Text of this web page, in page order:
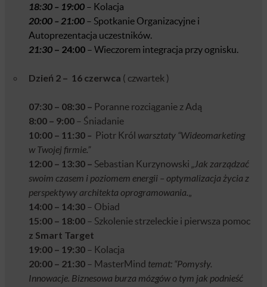
18:30 – 19:00 – Kolacja
20:00 – 21:00 – Spotkanie Organizacyjne i
Autoprezentacja uczestników.
21:30 – 24:00 – Wieczorem integracja przy ognisku.
Dzień 2 – 16 czerwca ( czwartek )
07:30 – 08:30 – Poranne rozciąganie z Adą
8:00 – 9:00 – Śniadanie
10:00 – 11:30 – Piotr Król warsztaty “Wideomarketing
w Twojej firmie.”
12:00 – 13:30 – Sebastian Kurzynowski „Jak zarządzać
swoim czasem i poziomem energii – optymalizacja życia z
perspektywy architekta oprogramowania.„
14:00 – 14:30 – Obiad
15:00 – 18:00 – Szkolenie strzeleckie i pierwsza pomoc
z Smart Target
19:00 – 19:30 – Kolacja
20:00 – 21:30 – MasterMind temat: “Pomysły.
Innowacje. Biznesowa burza mózgów o tym jak podnieść